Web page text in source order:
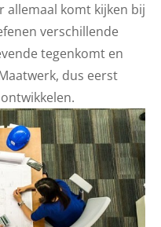
allemaal komt kijken bij
verschillende
tegenkomt en
dus eerst